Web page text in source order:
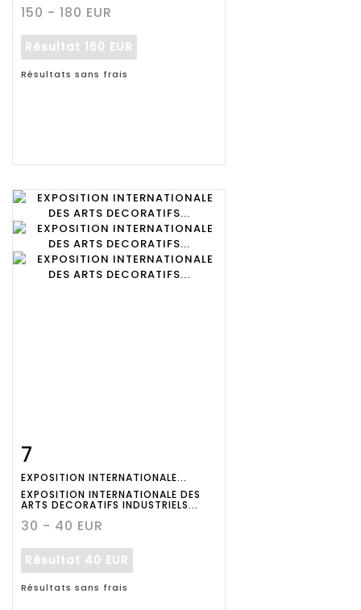
150 - 180 EUR
Résultat 160 EUR
Résultats sans frais
détaillée
7
EXPOSITION INTERNATIONALE...
EXPOSITION INTERNATIONALE DES
ARTS DECORATIFS INDUSTRIELS...
30 - 40 EUR
Résultat 40 EUR
Résultats sans frais